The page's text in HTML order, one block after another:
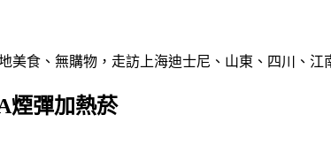
食、無購物，走訪上海迪士尼、山東、四川、
煙彈加熱菸